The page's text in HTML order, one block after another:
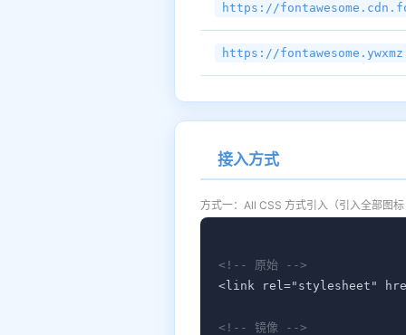
https://
https://
接入方式
方式一：All CSS 方式引入（引入全部图
<!-- 原始 -->
<link rel="stylesheet"
<!-- 镜像 -->